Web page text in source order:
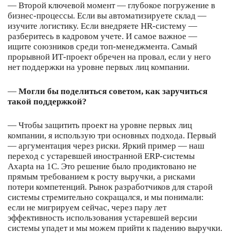
— Второй ключевой момент — глубокое погружение в
бизнес-процессы. Если вы автоматизируете склад —
изучите логистику. Если внедряете HR-систему —
разберитесь в кадровом учете. И самое важное —
ищите союзников среди топ-менеджмента. Самый
прорывной ИТ-проект обречен на провал, если у него
нет поддержки на уровне первых лиц компании.
— Могли бы поделиться советом, как заручиться
такой поддержкой?
— Чтобы защитить проект на уровне первых лиц
компании, я использую три основных подхода. Первый
— аргументация через риски. Яркий пример — наш
переход с устаревшей иностранной ERP-системы
Axapta на 1С. Это решение было продиктовано не
прямым требованием к росту выручки, а рисками
потери компетенций. Рынок разработчиков для старой
системы стремительно сокращался, и мы понимали:
если не мигрируем сейчас, через пару лет
эффективность использования устаревшей версии
системы упадет и мы можем прийти к падению выручки.